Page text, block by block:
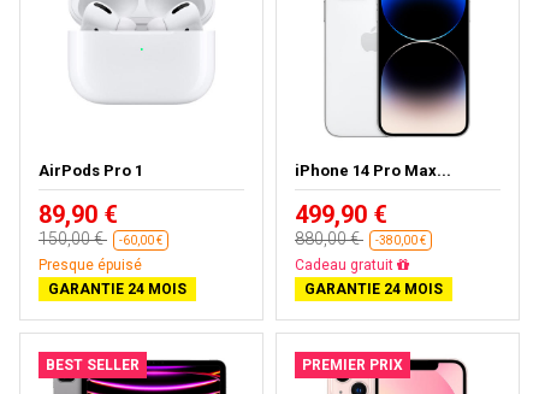
AirPods Pro 1
89,90 €
150,00 € -60,00 €
Presque épuisé
GARANTIE 24 MOIS
iPhone 14 Pro Max...
499,90 €
880,00 € -380,00 €
Livraison gratuite
GARANTIE 24 MOIS
BEST SELLER PREMIER PRIX